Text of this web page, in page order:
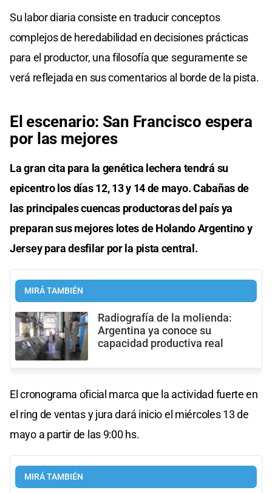
Su labor diaria consiste en traducir conceptos
complejos de heredabilidad en decisiones prácticas
para el productor, una filosofía que seguramente se
verá reflejada en sus comentarios al borde de la pista.
El escenario: San Francisco espera
por las mejores
La gran cita para la genética lechera tendrá su
epicentro los días 12, 13 y 14 de mayo. Cabañas de
las principales cuencas productoras del país ya
preparan sus mejores lotes de Holando Argentino y
Jersey para desfilar por la pista central.
MIRÁ TAMBIÉN
Radiografía de la molienda:
Argentina ya conoce su
capacidad productiva real
El cronograma oficial marca que la actividad fuerte en
el ring de ventas y jura dará inicio el miércoles 13 de
mayo a partir de las 9:00 hs.
MIRÁ TAMBIÉN